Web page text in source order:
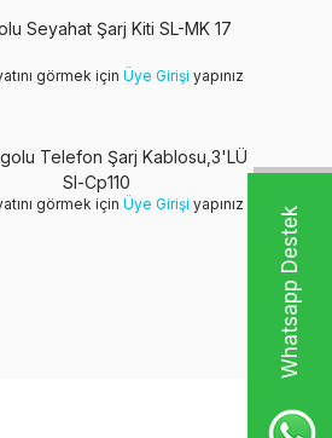
W
h
t
s
a
p
p
D
e
s
t
e
k
H
a
t
t
Seyahat Şarj Kiti SL-MK 17
görmek için Üye Girişi yapınız
Sl-Cp110
görmek için Üye Girişi yapınız